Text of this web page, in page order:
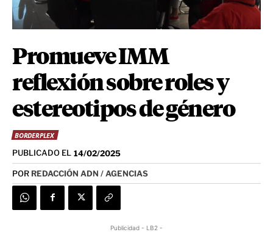
Promueve IMM
reflexión sobre roles y
estereotipos de género
BORDERPLEX
PUBLICADO EL 14/02/2025
POR REDACCIÓN ADN / AGENCIAS
Publicidad - LB2 -